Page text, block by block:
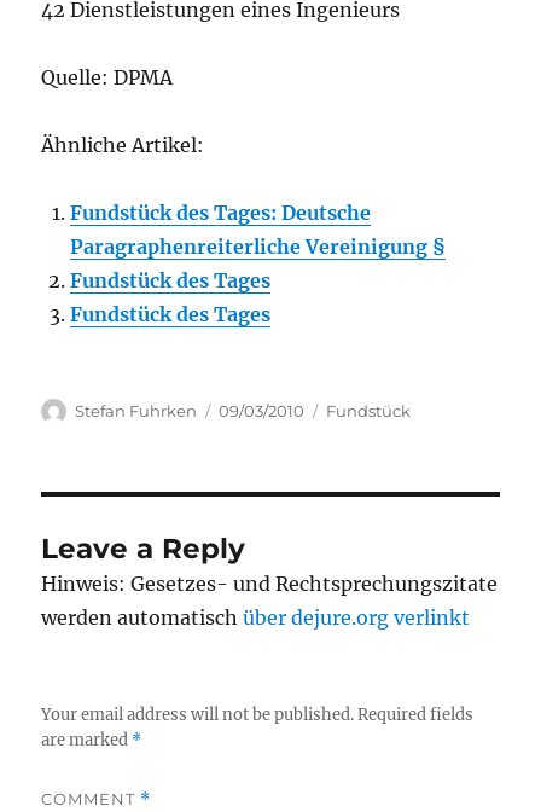
42 Dienstleistungen eines Ingenieurs
Quelle: DPMA
Ähnliche Artikel:
Fundstück des Tages: Deutsche
Paragraphenreiterliche Vereinigung §
Fundstück des Tages
Fundstück des Tages
Author
Stefan Fuhrken
Posted
09/03/2010 Categories
Fundstück
Leave a Reply
Hinweis: Gesetzes- und Rechtsprechungszitate
werden automatischüber dejure.org verlinkt
Your email address will not be published. Required fields
are marked *
COMMENT *